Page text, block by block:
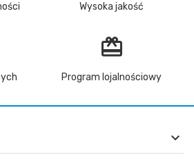
Wysoka jakość
redeem
Program lojalnościowy
